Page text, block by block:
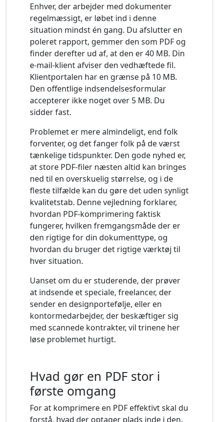
Enhver, der arbejder med dokumenter
regelmæssigt, er løbet ind i denne
situation mindst én gang. Du afslutter en
poleret rapport, gemmer den som PDF og
finder derefter ud af, at den er 40 MB. Din
e-mail-klient afviser den vedhæftede fil.
Klientportalen har en grænse på 10 MB.
Den offentlige indsendelsesformular
accepterer ikke noget over 5 MB. Du
sidder fast.
Problemet er mere almindeligt, end folk
forventer, og det fanger folk på de værst
tænkelige tidspunkter. Den gode nyhed er,
at store PDF-filer næsten altid kan bringes
ned til en overskuelig størrelse, og i de
fleste tilfælde kan du gøre det uden synligt
kvalitetstab. Denne vejledning forklarer,
hvordan PDF-komprimering faktisk
fungerer, hvilken fremgangsmåde der er
den rigtige for din dokumenttype, og
hvordan du bruger det rigtige værktøj til
hver situation.
Uanset om du er studerende, der prøver
at indsende et speciale, freelancer, der
sender en designportefølje, eller en
kontormedarbejder, der beskæftiger sig
med scannede kontrakter, vil trinene her
løse problemet hurtigt.
Hvad gør en PDF stor i
første omgang
For at komprimere en PDF effektivt skal du
forstå, hvad der optager plads inde i den.